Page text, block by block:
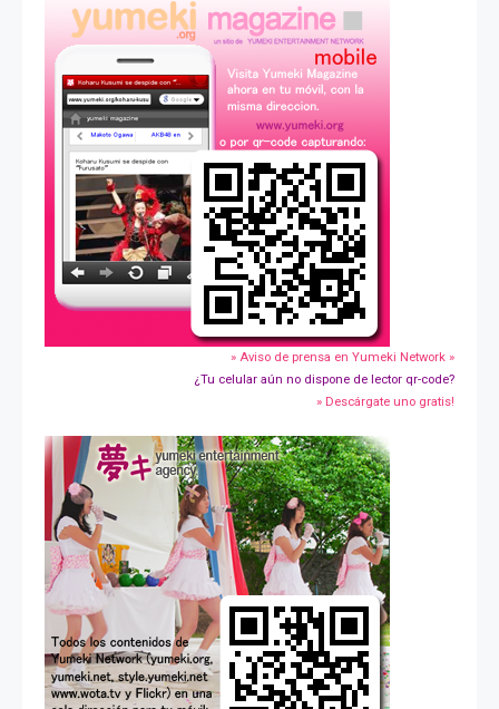
» Aviso de prensa en Yumeki Network »
¿Tu celular aún no dispone de lector qr-code?
» Descárgate uno gratis!